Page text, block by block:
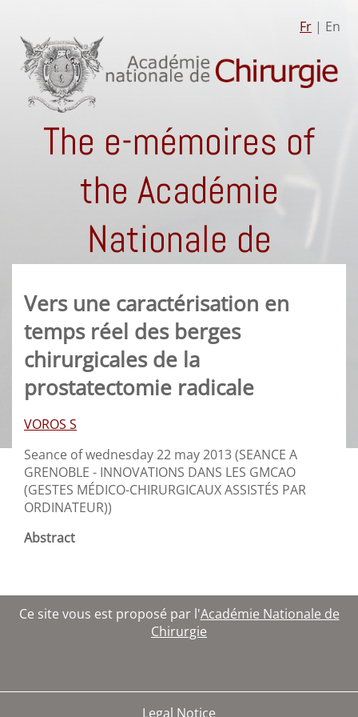
Fr | En
The e-mémoires of
the Académie
Nationale de
Chirurgie
Vers une caractérisation en
temps réel des berges
chirurgicales de la
prostatectomie radicale
VOROS S
Seance of wednesday 22 may 2013 (SEANCE A
GRENOBLE - INNOVATIONS DANS LES GMCAO
(GESTES MÉDICO-CHIRURGICAUX ASSISTÉS PAR
ORDINATEUR))
Abstract
Ce site vous est proposé par l'Académie Nationale de
Chirurgie
Legal Notice